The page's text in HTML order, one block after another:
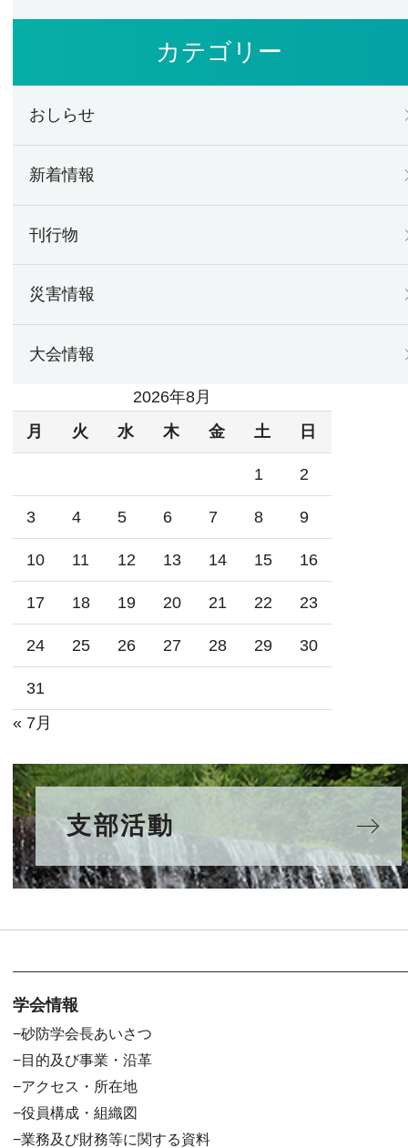
カテゴリー
おしらせ
新着情報
刊行物
災害情報
大会情報
2026年8月
月
火 水 木 金 土 日
1 2
3 4 5 6 7 8 9
10 11 12 13 14 15 16
17 18 19 20 21 22 23
24 25 26 27 28 29 30
31
« 7月
支部活動
学会情報
砂防学会長あいさつ
目的及び事業・沿革
アクセス・所在地
役員構成・組織図
業務及び財務等に関する資料